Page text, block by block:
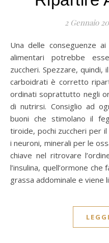
2 Gennaio
Una delle conseguenze ai giorni di festa e agli eccessi
alimentari potrebbe
zuccheri. Spezzare,
carboidrati è corretto
ordinati soprattutto negli
di nutrirsi. Consiglio ad
buoni che stimolano il
tiroide, pochi zuccheri per
i neuroni, minerali per le
chiave nel ritrovare
l’insulina, quell’ormone
grassa addominale e